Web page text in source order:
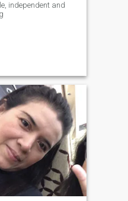
independent and